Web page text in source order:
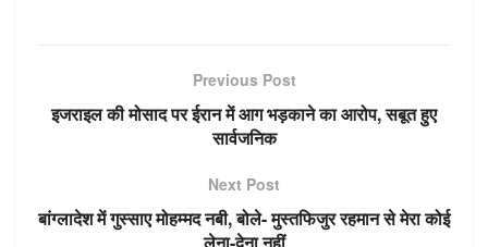
A a n
e
b
o
o
k
dI r kl
ni
Previous Post
इजराइल की मोसाद पर ईरान में आग भड़काने का आरोप, सबूत हुए
सार्वजनिक
Next Post
बांग्लादेश में गुस्साए मोहम्मद नबी, बोले- मुस्तफिजुर रहमान से मेरा कोई